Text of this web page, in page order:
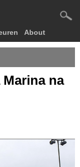
About
na